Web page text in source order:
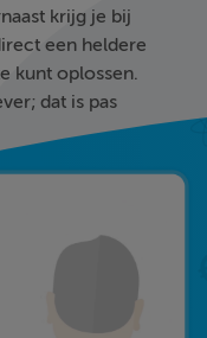
krijg je bij
een heldere
kunt oplossen.
dat is pas